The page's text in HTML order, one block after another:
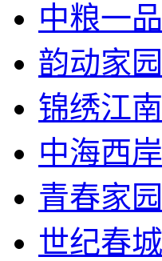
中粮一
韵动家园
锦绣江
中海西
青春家园
世纪春